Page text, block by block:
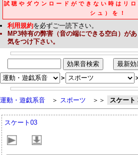
試聴やダウンロードができない時はリ
シュ）を！
利用規約を必ずご一読下さい。
MP3特有の弊害（音の端にできる空白）が
気をつけ下さい。
＞
運動・遊戯系音 ＞ スポーツ ＞＞ スケート
スケート03